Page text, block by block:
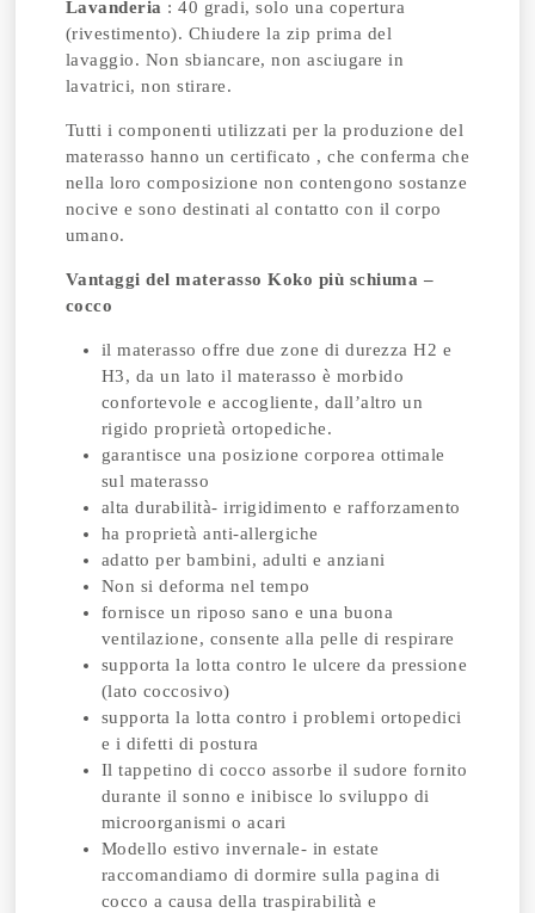
Lavanderia : 40 gradi, solo una copertura
(rivestimento). Chiudere la zip prima del
lavaggio. Non sbiancare, non asciugare in
lavatrici, non stirare.
Tutti i componenti utilizzati per la produzione del
materasso hanno un certificato , che conferma che
nella loro composizione non contengono sostanze
nocive e sono destinati al contatto con il corpo
umano.
Vantaggi del materasso Koko più schiuma –
cocco
il materasso offre due zone di durezza H2 e
H3, da un lato il materasso è morbido
confortevole e accogliente, dall’altro un
rigido proprietà ortopediche.
garantisce una posizione corporea ottimale
sul materasso
alta durabilità- irrigidimento e rafforzamento
ha proprietà anti-allergiche
adatto per bambini, adulti e anziani
Non si deforma nel tempo
fornisce un riposo sano e una buona
ventilazione, consente alla pelle di respirare
supporta la lotta contro le ulcere da pressione
(lato coccosivo)
supporta la lotta contro i problemi ortopedici
e i difetti di postura
Il tappetino di cocco assorbe il sudore fornito
durante il sonno e inibisce lo sviluppo di
microorganismi o acari
Modello estivo invernale- in estate
raccomandiamo di dormire sulla pagina di
cocco a causa della traspirabilità e